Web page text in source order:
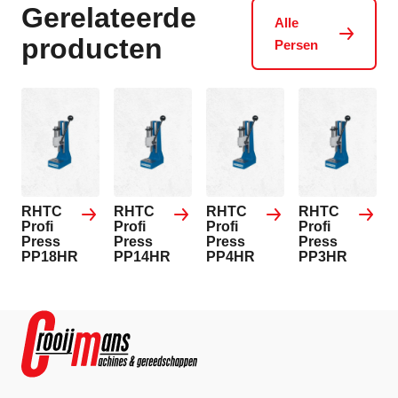
Gerelateerde
producten
Alle
Persen
RHTC
Profi
Press
PP18HR
RHTC
Profi
Press
PP14HR
RHTC
Profi
Press
PP4HR
RHTC
Profi
Press
PP3HR